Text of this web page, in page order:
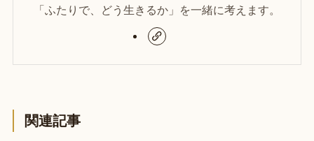
「ふたりで、どう生きるか」を一緒に考えます。
関連記事